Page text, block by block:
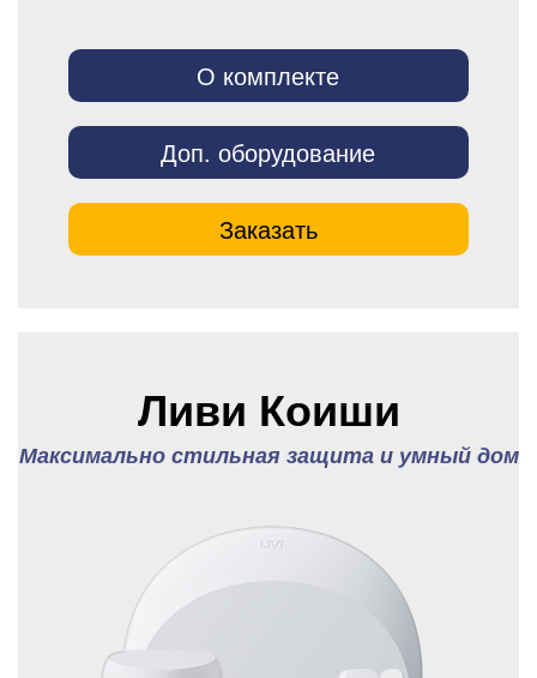
О комплекте
Доп. оборудование
Заказать
Ливи Коиши
Максимально стильная защита и умный дом